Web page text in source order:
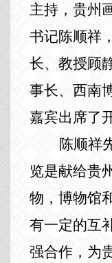
主持， 贵州
书记陈顺祥
长、教授顾
事长、西南
嘉宾出席了
陈顺祥
览是献给贵
物，博物馆
有一定的互
强合作，为